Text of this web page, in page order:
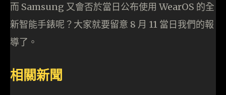
而 Samsung 又會否於當日公布使用 WearOS 的全
新智能手錶呢？大家就要留意 8 月 11 當日我們的報
導了。
相關新聞